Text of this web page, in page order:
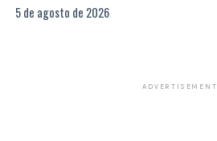
5 de agosto de 2026
ADVERTISEMENT